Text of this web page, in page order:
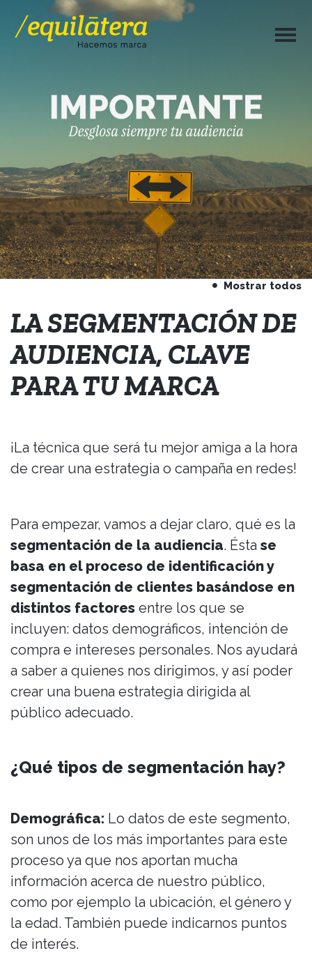
Mostrar todos
LA SEGMENTACIÓN DE
AUDIENCIA, CLAVE
PARA TU MARCA
¡La técnica que será tu mejor amiga a la hora
de crear una estrategia o campaña en redes!
Para empezar, vamos a dejar claro, qué es la
segmentación de la audiencia. Ésta se
basa en el proceso de identificación y
segmentación de clientes basándose en
distintos factores entre los que se
incluyen: datos demográficos, intención de
compra e intereses personales. Nos ayudará
a saber a quienes nos dirigimos, y así poder
crear una buena estrategia dirigida al
público adecuado.
¿Qué tipos de segmentación hay?
Demográfica: Lo datos de este segmento,
son unos de los más importantes para este
proceso ya que nos aportan mucha
información acerca de nuestro público,
como por ejemplo la ubicación, el género y
la edad. También puede indicarnos puntos
de interés.